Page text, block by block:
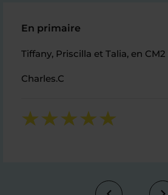
En primaire
Tiffany, Priscilla et Talia, en
Charles.C